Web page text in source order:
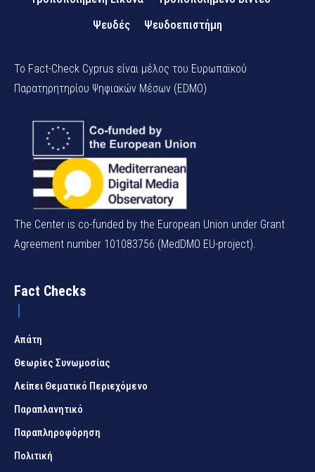
Ψευδές
Ψευδοεπιστήμη
Το Fact-Check Cyprus είναι μέλος του Ευρωπαϊκού
Παρατηρητηρίου Ψηφιακών Μέσων (EDMO)
The Center is co-funded by the European Union under Grant
Agreement number 101083756 (MedDMO EU-project).
Fact Checks
Απάτη
Θεωρίες Συνωμοσίας
Λείπει Θεματικό Περιεχόμενο
Παραπλανητικό
Παραπληροφόρηση
Πολιτική